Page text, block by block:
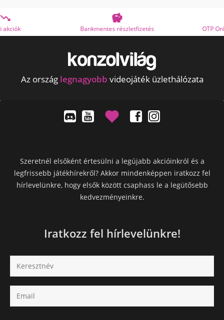
Bankmentes részletfizetés OTP Online Áruhitel
Az ország legnagyobb videojáték üzlethálózata
Szeretnél elsőként értesülni a legújabb akcióinkról és a
legfrissebb játékhírekről? Akkor mindenképpen iratkozz fel
hírlevelünkre, hogy elsők között csaphass le a legütősebb
kedvezményeinkre.
Iratkozz fel hírlevelünkre!